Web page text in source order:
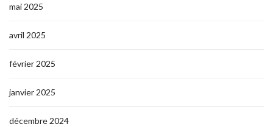
mai 2025
avril 2025
février 2025
janvier 2025
décembre 2024